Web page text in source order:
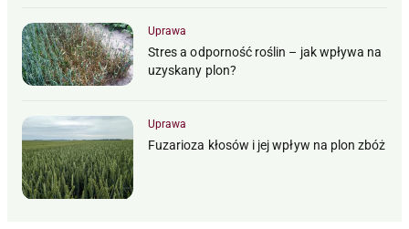
Uprawa
Stres a odporność roślin – jak wpływa na
uzyskany plon?
Uprawa
Fuzarioza kłosów i jej wpływ na plon zbóż